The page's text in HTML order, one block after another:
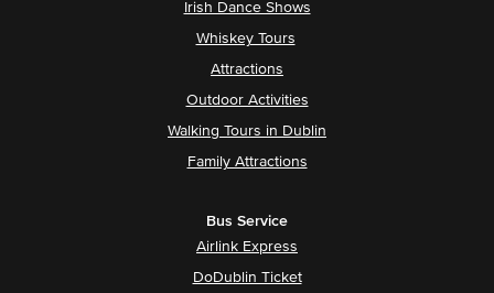
Irish Dance Shows
Whiskey Tours
Attractions
Outdoor Activities
Walking Tours in Dublin
Family Attractions
Bus Service
Airlink Express
DoDublin Ticket